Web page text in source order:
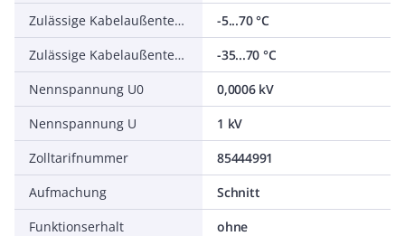
Zulässige Kabelaußentemperatur bei Montage/Handling
-5...70 °C
Zulässige Kabelaußentemperatur nach Montage ohne Erschütterung
-35...70 °C
Nennspannung U0
0,0006 kV
Nennspannung U
1 kV
Zolltarifnummer
85444991
Aufmachung
Schnitt
Funktionserhalt
ohne